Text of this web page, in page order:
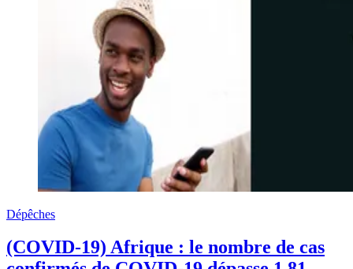
Dépêches
(COVID-19) Afrique : le nombre de cas